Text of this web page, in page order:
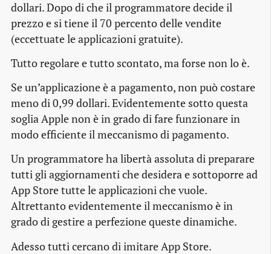
dollari. Dopo di che il programmatore decide il
prezzo e si tiene il 70 percento delle vendite
(eccettuate le applicazioni gratuite).
Tutto regolare e tutto scontato, ma forse non lo è.
Se un’applicazione è a pagamento, non può costare
meno di 0,99 dollari. Evidentemente sotto questa
soglia Apple non è in grado di fare funzionare in
modo efficiente il meccanismo di pagamento.
Un programmatore ha libertà assoluta di preparare
tutti gli aggiornamenti che desidera e sottoporre ad
App Store tutte le applicazioni che vuole.
Altrettanto evidentemente il meccanismo è in
grado di gestire a perfezione queste dinamiche.
Adesso tutti cercano di imitare App Store.